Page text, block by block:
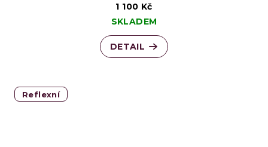
1 100 Kč
SKLADEM
DETAIL
Reflexní